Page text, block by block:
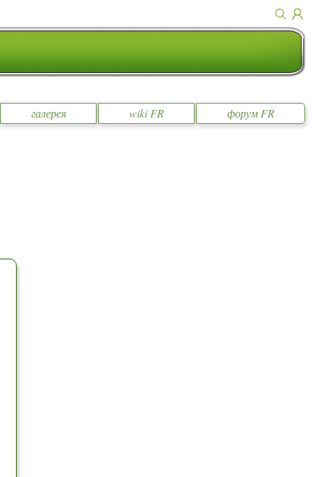
галерея wiki FR форум FR